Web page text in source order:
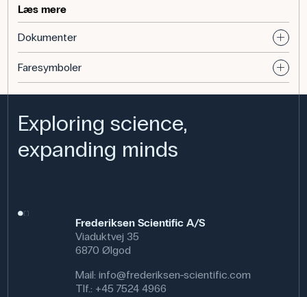
Sorbinsyre er stabil ved opbevaring og håndteres som et
almindeligt laboratoriekemikalie.
Sorbinsyre anvendes i biologi og kemi til forsøg om
konservering, pH-afhængighed, syre-base-reaktioner og
molekylstruktur. Elever kan undersøge stoffets
eller arbejde med organiske syrer og deres egenskaber.
Specifikationer
CAS NR: 110-44-1
Molmasse: 112.13 g/mol
Formel: CH3(CH)4CO H
Kemisk formel: C₆H₈O₂
Læs mere
Dokumenter
Faresymboler
Exploring science,
expanding minds
Frederiksen Scientific A/S
Viaduktvej 35
6870 Ølgod
Mail: info@frederiksen-scientific.com
Tlf.: +45 7524 4966